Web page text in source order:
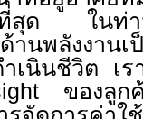
ที่สุด ในท่าม
านพลังงาน
เนินชีวิต เ
ของลูก